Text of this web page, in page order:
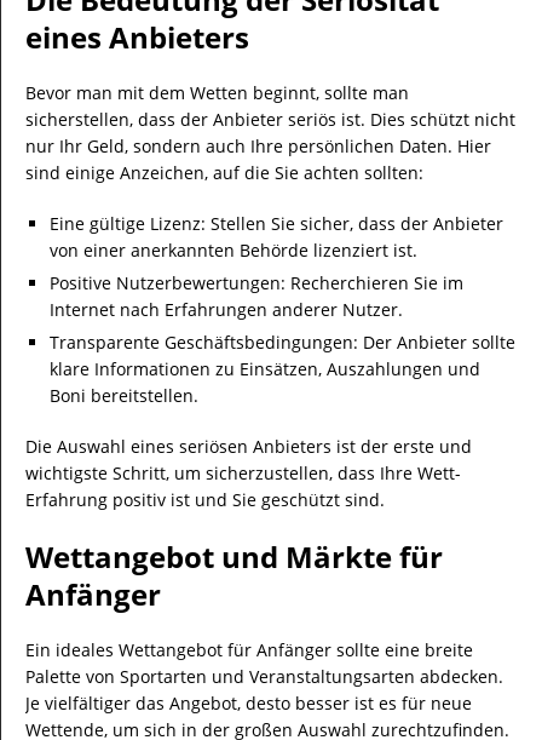
eines Anbieters
Bevor man mit dem Wetten beginnt, sollte man
sicherstellen, dass der Anbieter seriös ist. Dies schützt nicht
nur Ihr Geld, sondern auch Ihre persönlichen Daten. Hier
sind einige Anzeichen, auf die Sie achten sollten:
Eine gültige Lizenz: Stellen Sie sicher, dass der Anbieter
von einer anerkannten Behörde lizenziert ist.
Positive Nutzerbewertungen: Recherchieren Sie im
Internet nach Erfahrungen anderer Nutzer.
Transparente Geschäftsbedingungen: Der Anbieter sollte
klare Informationen zu Einsätzen, Auszahlungen und
Boni bereitstellen.
Die Auswahl eines seriösen Anbieters ist der erste und
wichtigste Schritt, um sicherzustellen, dass Ihre Wett-
Erfahrung positiv ist und Sie geschützt sind.
Wettangebot und Märkte für
Anfänger
Ein ideales Wettangebot für Anfänger sollte eine breite
Palette von Sportarten und Veranstaltungsarten abdecken.
Je vielfältiger das Angebot, desto besser ist es für neue
Wettende, um sich in der großen Auswahl zurechtzufinden.